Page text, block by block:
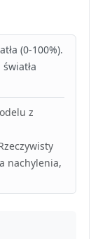
(0-100%).
z
nachylenia,